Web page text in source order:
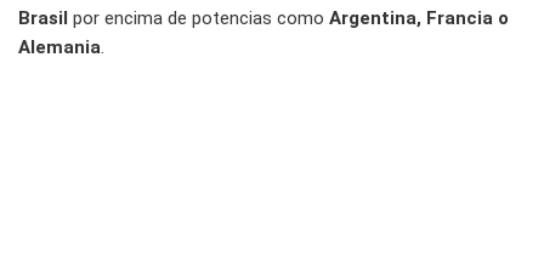
Brasil por encima de potencias como Argentina, Francia o
Alemania